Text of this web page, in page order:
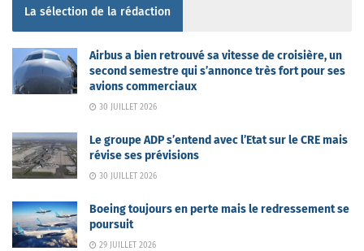
La sélection de la rédaction
Airbus a bien retrouvé sa vitesse de croisière, un
second semestre qui s’annonce très fort pour ses
avions commerciaux
30 JUILLET 2026
Le groupe ADP s’entend avec l’Etat sur le CRE mais
révise ses prévisions
30 JUILLET 2026
Boeing toujours en perte mais le redressement se
poursuit
29 JUILLET 2026